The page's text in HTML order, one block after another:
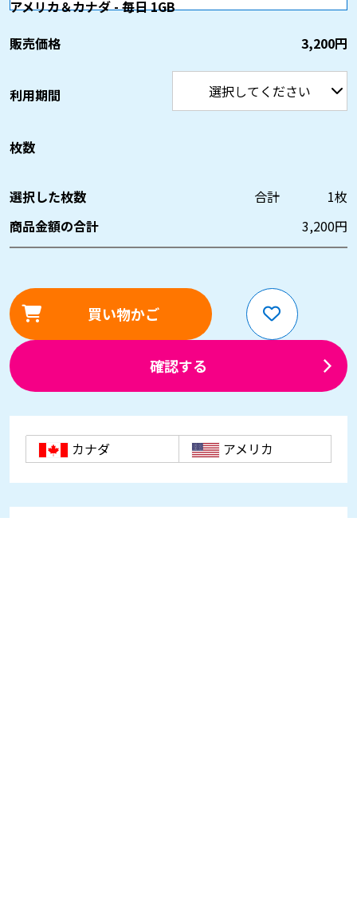
アメリカ＆カナダ - 毎日 1GB
販売価格
3,200円
利用期間
枚数
選択した枚数 合計 1枚
商品金額の合計
3,200円
買い物かご
確認する
カナダ アメリカ